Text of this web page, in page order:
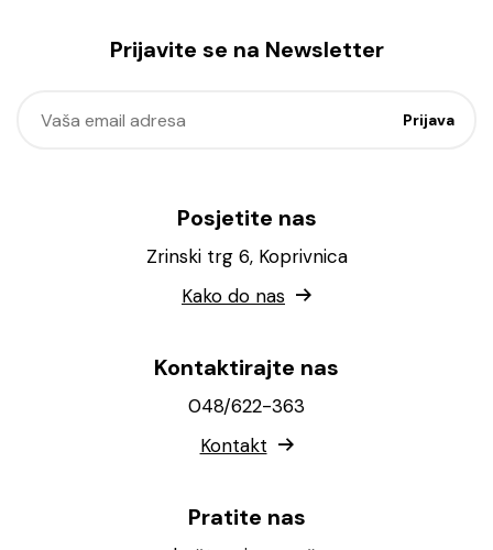
Prijavite se na Newsletter
Posjetite nas
Zrinski trg 6, Koprivnica
Kako do nas
Kontaktirajte nas
048/622-363
Kontakt
Pratite nas